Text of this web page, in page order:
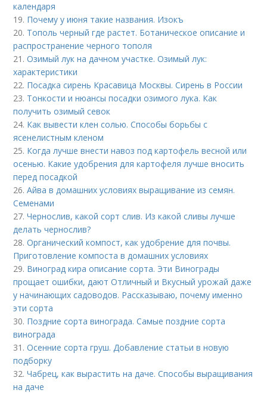
календаря
19. Почему у июня такие названия. Изокъ
20. Тополь черный где растет. Ботаническое описание и
распространение черного тополя
21.Озимый лук на дачном участке. Озимый лук:
характеристики
22. Посадка сирень Красавица Москвы. Сирень в России
23. Тонкости и нюансы посадки озимого лука. Как
получить озимый севок
24. Как вывести клен солью. Способы борьбы с
ясенелистным кленом
25. Когда лучше внести навоз под картофель весной или
осенью. Какие удобрения для картофеля лучше вносить
перед посадкой
26.Айва в домашних условиях выращивание из семян.
Семенами
27.Чернослив, какой сорт слив. Из какой сливы лучше
делать чернослив?
28.Органический компост, как удобрение для почвы.
Приготовление компоста в домашних условиях
29. Виноград кира описание сорта. Эти Винограды
прощает ошибки, дают Отличный и Вкусный урожай даже
у начинающих садоводов. Рассказываю, почему именно
эти сорта
30. Поздние сорта винограда. Самые поздние сорта
винограда
31.Осенние сорта груш. Добавление статьи в новую
подборку
32.Чабрец, как вырастить на даче. Способы выращивания
на даче